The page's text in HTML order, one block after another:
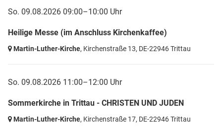
So. 09.08.2026 09:00–10:00 Uhr
Heilige Messe (im Anschluss Kirchenkaffee)
Martin-Luther-Kirche, Kirchenstraße 13, DE-22946 Trittau
So. 09.08.2026 11:00–12:00 Uhr
Sommerkirche in Trittau - CHRISTEN UND JUDEN
Martin-Luther-Kirche, Kirchenstraße 17, DE-22946 Trittau